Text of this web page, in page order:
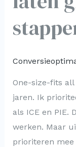
One-size-fits
jaren. Ik
als ICE en PIE.
werken. Maar
prioriteren